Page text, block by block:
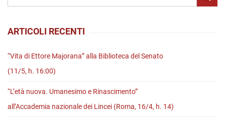
di
Ciliberto
libri
del
ARTICOLI RECENTI
“Vita di Ettore Majorana” alla Biblioteca del Senato
(11/5, h. 16:00)
“L’età nuova. Umanesimo e Rinascimento”
all’Accademia nazionale dei Lincei (Roma, 16/4, h. 14)